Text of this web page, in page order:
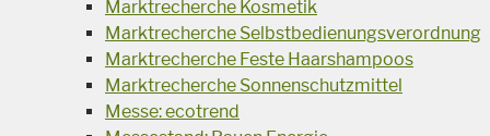
Marktrecherche Kosmetik
Marktrecherche Selbstbedienungsverordnung
Marktrecherche Feste Haarshampoos
Marktrecherche Sonnenschutzmittel
Messe: ecotrend